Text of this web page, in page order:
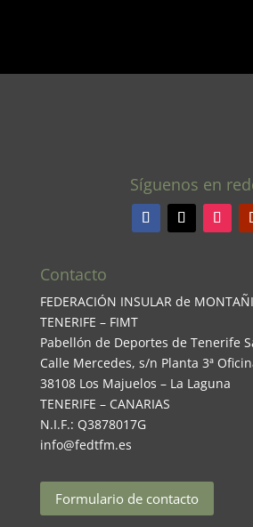
Síguenos en
Contacto
FEDERACIÓN INSULAR de
TENERIFE – FIMT
Pabellón de Deportes de Tenerife
Calle Mercedes, s/n Planta 3ª
38108 Los Majuelos – La Laguna
TENERIFE – CANARIAS
N.I.F.: Q3878017G
info@fedtfm.es
Formulario de contacto